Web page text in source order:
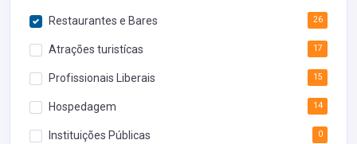
Restaurantes e Bares 26
Atrações turistícas 17
Profissionais Liberais 15
Hospedagem 14
Instituições Públicas 0